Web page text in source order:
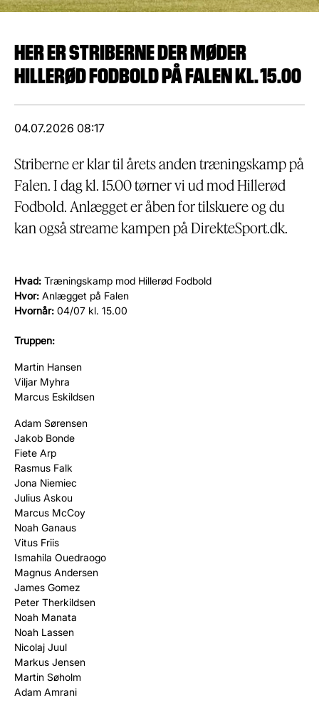
HER ER STRIBERNE DER MØDER
HILLERØD FODBOLD PÅ FALEN KL. 15.00
04.07.2026 08:17
Striberne er klar til årets anden træningskamp på
Falen. I dag kl. 15.00 tørner vi ud mod Hillerød
Fodbold. Anlægget er åben for tilskuere og du
kan også streame kampen på DirekteSport.dk.
Hvad: Træningskamp mod Hillerød Fodbold
Hvor: Anlægget på Falen
Hvornår: 04/07 kl. 15.00
Truppen:
Martin Hansen
Viljar Myhra
Marcus Eskildsen
Adam Sørensen
Jakob Bonde
Fiete Arp
Rasmus Falk
Jona Niemiec
Julius Askou
Marcus McCoy
Noah Ganaus
Vitus Friis
Ismahila Ouedraogo
Magnus Andersen
James Gomez
Peter Therkildsen
Noah Manata
Noah Lassen
Nicolaj Juul
Markus Jensen
Martin Søholm
Adam Amrani